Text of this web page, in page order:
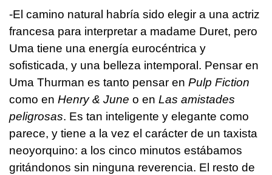
-El camino natural habría sido elegir a una actriz
francesa para interpretar a madame Duret, pero
Uma tiene una energía eurocéntrica y
sofisticada, y una belleza intemporal. Pensar en
Uma Thurman es tanto pensar en Pulp Fiction
como en Henry & June o en Las amistades
peligrosas. Es tan inteligente y elegante como
parece, y tiene a la vez el carácter de un taxista
neoyorquino: a los cinco minutos estábamos
gritándonos sin ninguna reverencia. El resto de